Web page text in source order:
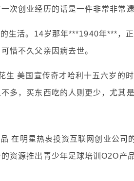
次创业经历的话是一件非常非常遗
生活。14岁那年***1940年***，
惜不久父亲因病去世。
生 美国宣传奇才哈利十五六岁的
多，买东西吃的人则更少，尤其
在明星热衷投资互联网创业公司
资源推出青少年足球培训O2O产